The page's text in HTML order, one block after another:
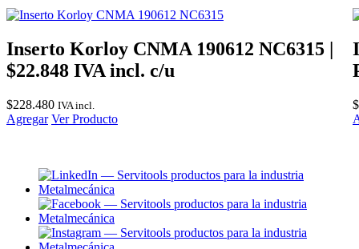
Inserto Korloy CNMA 190612 NC6315 |
$22.848 IVA incl. c/u
$228.480 IVA incl.
Agregar Ver Producto
$